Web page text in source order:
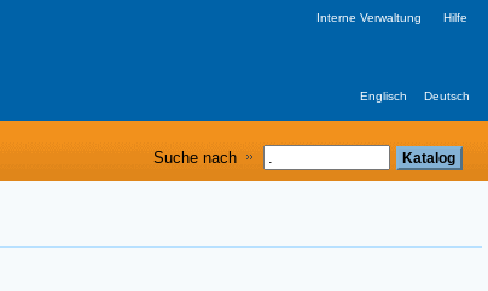
Interne Verwaltung Hilfe
Englisch Deutsch
Suche nach